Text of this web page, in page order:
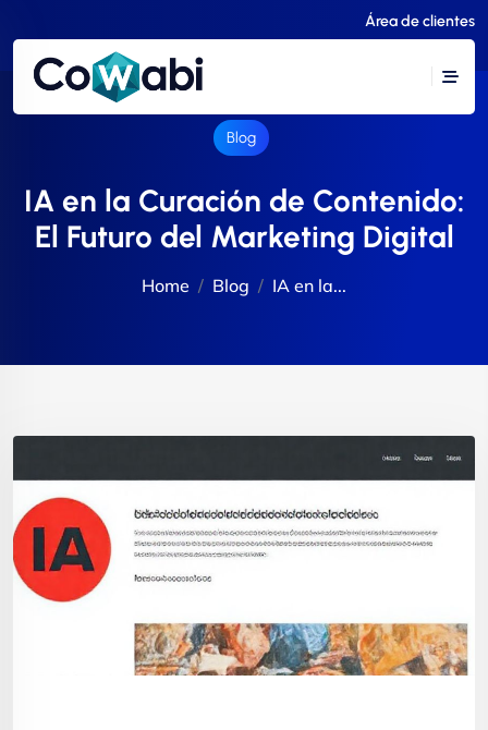
Área de clientes
Blog
IA en la Curación de Contenido:
El Futuro del Marketing Digital
Home Blog IA en la...